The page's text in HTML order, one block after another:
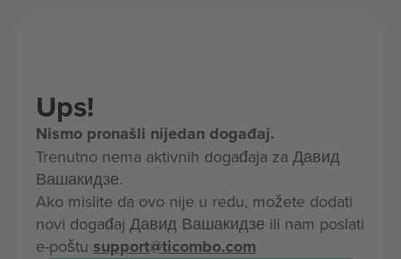
Ups!
Nismo pronašli nijedan događaj.
Trenutno nema aktivnih događaja za Давид
Вашакидзе.
Ako mislite da ovo nije u redu, možete dodati
novi događaj Давид Вашакидзе ili nam poslati
e-poštu support@ticombo.com